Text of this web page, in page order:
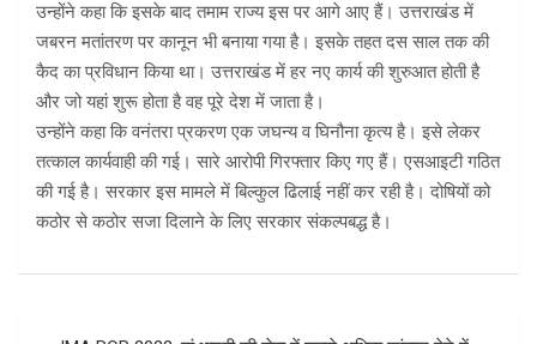
उन्होंने कहा कि इसके बाद तमाम राज्य इस पर आगे आए हैं। उत्तराखंड में
जबरन मतांतरण पर कानून भी बनाया गया है। इसके तहत दस साल तक की
कैद का प्रविधान किया था। उत्तराखंड में हर नए कार्य की शुरुआत होती है
और जो यहां शुरू होता है वह पूरे देश में जाता है।
उन्होंने कहा कि वनंतरा प्रकरण एक जघन्य व घिनौना कृत्य है। इसे लेकर
तत्काल कार्यवाही की गई। सारे आरोपी गिरफ्तार किए गए हैं। एसआइटी गठित
की गई है। सरकार इस मामले में बिल्कुल ढिलाई नहीं कर रही है। दोषियों को
कठोर से कठोर सजा दिलाने के लिए सरकार संकल्पबद्ध है।